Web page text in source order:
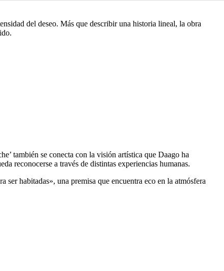
del deseo. Más que describir una historia lineal, la obra
también se conecta con la visión artística que Daago ha
reconocerse a través de distintas experiencias humanas.
ser habitadas», una premisa que encuentra eco en la atmósfera